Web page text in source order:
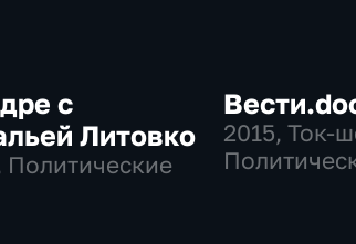
с
Литовко
Политические
2015, Ток-